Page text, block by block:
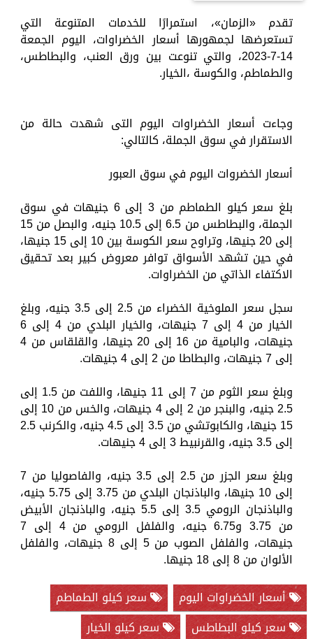
تقدم «الزمان»، استمرارًا للخدمات المتنوعة التي
تستعرضها لجمهورها أسعار الخضراوات، اليوم الجمعة
14-7-2023، والتي تنوعت بين ورق العنب، والبطاطس،
والطماطم، والكوسة ،الخيار.
وجاءت أسعار الخضراوات اليوم التى شهدت حالة من
الاستقرار في سوق الجملة، كالتالي:
أسعار الخضروات اليوم في سوق العبور
بلغ سعر كيلو الطماطم من 3 إلى 6 جنيهات في سوق
الجملة، والبطاطس من 6.5 إلى 10.5 جنيه، والبصل من 15
إلى 20 جنيها، وتراوح سعر الكوسة بين 10 إلى 15 جنيها،
في حين تشهد الأسواق توافر معروض كبير بعد تحقيق
الاكتفاء الذاتي من الخضراوات.
سجل سعر الملوخية الخضراء من 2.5 إلى 3.5 جنيه، وبلغ
الخيار من 4 إلى 7 جنيهات، والخيار البلدي من 4 إلى 6
جنيهات، والبامية من 16 إلى 20 جنيها، والقلقاس من 4
إلى 7 جنيهات، والبطاطا من 2 إلى 4 جنيهات.
وبلغ سعر الثوم من 7 إلى 11 جنيها، واللفت من 1.5 إلى
2.5 جنيه، والبنجر من 2 إلى 4 جنيهات، والخس من 10 إلى
15 جنيها، والكابوتشي من 3.5 إلى 4.5 جنيه، والكرنب 2.5
إلى 3.5 جنيه، والقرنبيط 3 إلى 4 جنيهات.
وبلغ سعر الجزر من 2.5 إلى 3.5 جنيه، والفاصوليا من 7
إلى 10 جنيها، والباذنجان البلدي من 3.75 إلى 5.75 جنيه،
والباذنجان الرومي 3.5 إلى 5.5 جنيه، والباذنجان الأبيض
من 3.75 و6.75 جنيه، والفلفل الرومي من 4 إلى 7
جنيهات، والفلفل الصوب من 5 إلى 8 جنيهات، والفلفل
الألوان من 8 إلى 18 جنيها.
أسعار الخضراوات اليوم
سعر كيلو الطماطم
سعر كيلو البطاطس
سعر كيلو الخيار